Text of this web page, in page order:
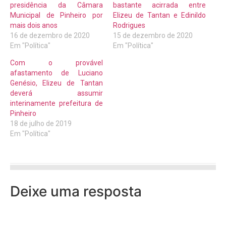
presidência da Câmara
Municipal de Pinheiro por
mais dois anos
16 de dezembro de 2020
Em "Política"
bastante acirrada entre
Elizeu de Tantan e Edinildo
Rodrigues
15 de dezembro de 2020
Em "Política"
Com o provável
afastamento de Luciano
Genésio, Elizeu de Tantan
deverá assumir
interinamente prefeitura de
Pinheiro
18 de julho de 2019
Em "Política"
Deixe uma resposta